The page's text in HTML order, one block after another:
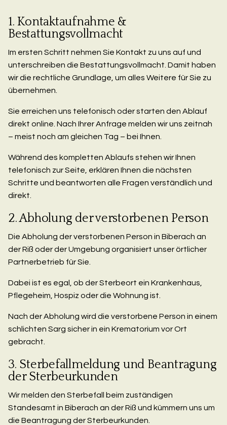
1. Kontaktaufnahme &
Bestattungsvollmacht
Im ersten Schritt nehmen Sie Kontakt zu uns auf und
unterschreiben die Bestattungsvollmacht. Damit haben
wir die rechtliche Grundlage, um alles Weitere für Sie zu
übernehmen.
Sie erreichen uns telefonisch oder starten den Ablauf
direkt online. Nach Ihrer Anfrage melden wir uns zeitnah
– meist noch am gleichen Tag – bei Ihnen.
Während des kompletten Ablaufs stehen wir Ihnen
telefonisch zur Seite, erklären Ihnen die nächsten
Schritte und beantworten alle Fragen verständlich und
direkt.
2. Abholung der verstorbenen Person
Die Abholung der verstorbenen Person in Biberach an
der Riß oder der Umgebung organisiert unser örtlicher
Partnerbetrieb für Sie.
Dabei ist es egal, ob der Sterbeort ein Krankenhaus,
Pflegeheim, Hospiz oder die Wohnung ist.
Nach der Abholung wird die verstorbene Person in einem
schlichten Sarg sicher in ein Krematorium vor Ort
gebracht.
3. Sterbefallmeldung und Beantragung
der Sterbeurkunden
Wir melden den Sterbefall beim zuständigen
Standesamt in Biberach an der Riß und kümmern uns um
die Beantragung der Sterbeurkunden.